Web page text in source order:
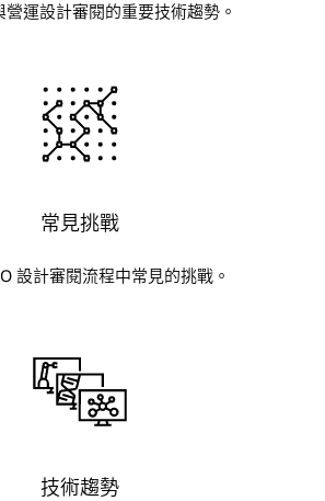
營運設計審閱的重要技術趨勢。
常見挑戰
設計審閱流程中常見的挑戰。
技術趨勢